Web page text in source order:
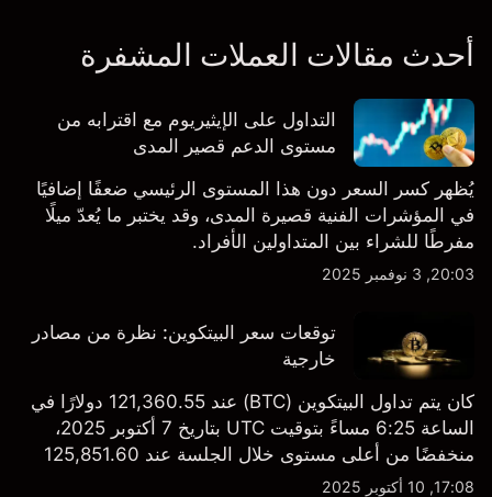
أحدث مقالات العملات المشفرة
التداول على الإيثيريوم مع اقترابه من
مستوى الدعم قصير المدى
يُظهر كسر السعر دون هذا المستوى الرئيسي ضعفًا إضافيًا
في المؤشرات الفنية قصيرة المدى، وقد يختبر ما يُعدّ ميلًا
مفرطًا للشراء بين المتداولين الأفراد.
20:03, 3 نوفمبر 2025
توقعات سعر البيتكوين: نظرة من مصادر
خارجية
كان يتم تداول البيتكوين (BTC) عند 121,360.55 دولارًا في
الساعة 6:25 مساءً بتوقيت UTC بتاريخ 7 أكتوبر 2025،
منخفضًا من أعلى مستوى خلال الجلسة عند 125,851.60
دولارًا، وأعلى بقليل من أدنى مستوى يومي عند
17:08, 10 أكتوبر 2025